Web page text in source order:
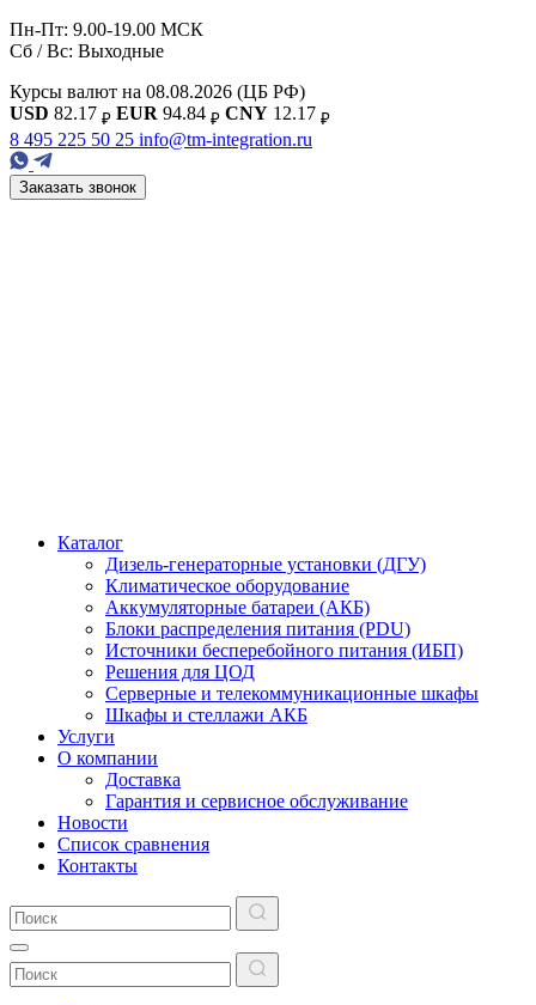
Пн-Пт: 9.00-19.00 МСК
Сб / Вс: Выходные
Курсы валют на 08.08.2026 (ЦБ РФ)
USD 82.17 ₽ EUR 94.84 ₽ CNY 12.17 ₽
8 495 225 50 25 info@tm-integration.ru
Заказать звонок
Каталог
Дизель-генераторные установки (ДГУ)
Климатическое оборудование
Аккумуляторные батареи (АКБ)
Блоки распределения питания (PDU)
Источники бесперебойного питания (ИБП)
Решения для ЦОД
Серверные и телекоммуникационные шкафы
Шкафы и стеллажи АКБ
Услуги
О компании
Доставка
Гарантия и сервисное обслуживание
Новости
Список сравнения
Контакты